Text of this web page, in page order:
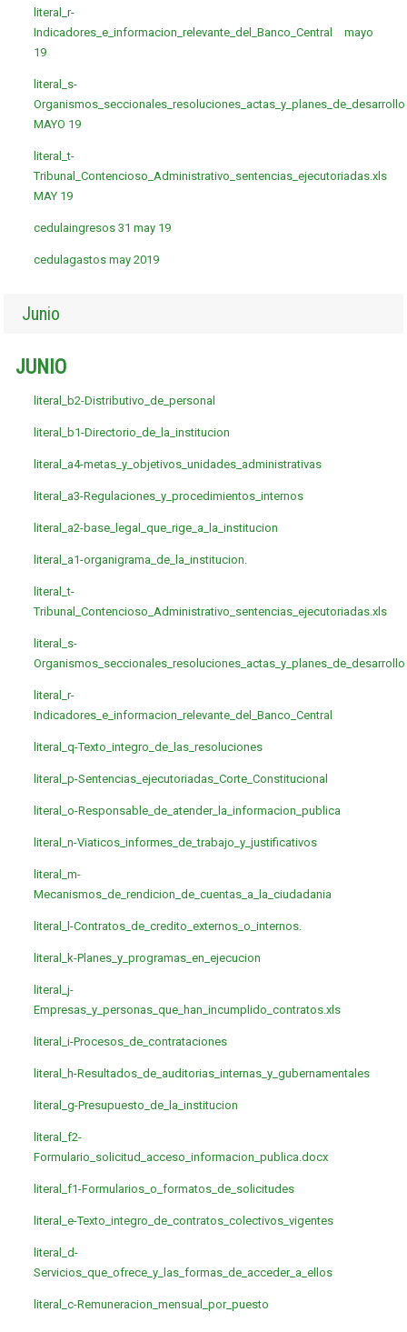
literal_r-
Indicadores_e_informacion_relevante_del_Banco_Central mayo
19
literal_s-
Organismos_seccionales_resoluciones_actas_y_planes_de_desarrollo
MAYO 19
literal_t-
Tribunal_Contencioso_Administrativo_sentencias_ejecutoriadas.xls
MAY 19
cedulaingresos 31 may 19
cedulagastos may 2019
Junio
JUNIO
literal_b2-Distributivo_de_personal
literal_b1-Directorio_de_la_institucion
literal_a4-metas_y_objetivos_unidades_administrativas
literal_a3-Regulaciones_y_procedimientos_internos
literal_a2-base_legal_que_rige_a_la_institucion
literal_a1-organigrama_de_la_institucion.
literal_t-
Tribunal_Contencioso_Administrativo_sentencias_ejecutoriadas.xls
literal_s-
Organismos_seccionales_resoluciones_actas_y_planes_de_desarrollo
literal_r-
Indicadores_e_informacion_relevante_del_Banco_Central
literal_q-Texto_integro_de_las_resoluciones
literal_p-Sentencias_ejecutoriadas_Corte_Constitucional
literal_o-Responsable_de_atender_la_informacion_publica
literal_n-Viaticos_informes_de_trabajo_y_justificativos
literal_m-
Mecanismos_de_rendicion_de_cuentas_a_la_ciudadania
literal_l-Contratos_de_credito_externos_o_internos.
literal_k-Planes_y_programas_en_ejecucion
literal_j-
Empresas_y_personas_que_han_incumplido_contratos.xls
literal_i-Procesos_de_contrataciones
literal_h-Resultados_de_auditorias_internas_y_gubernamentales
literal_g-Presupuesto_de_la_institucion
literal_f2-
Formulario_solicitud_acceso_informacion_publica.docx
literal_f1-Formularios_o_formatos_de_solicitudes
literal_e-Texto_integro_de_contratos_colectivos_vigentes
literal_d-
Servicios_que_ofrece_y_las_formas_de_acceder_a_ellos
literal_c-Remuneracion_mensual_por_puesto